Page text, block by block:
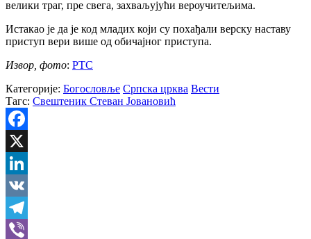
велики траг, пре свега, захваљујући вероучитељима.
Истакао је да је код младих који су похађали верску наставу
приступ вери више од обичајног приступа.
Извор, фото: РТС
Категорије: Богословље Српска црква Вести
Тагс: Свештеник Стеван Јовановић
Facebook
X
LinkedIn
VK
Telegram